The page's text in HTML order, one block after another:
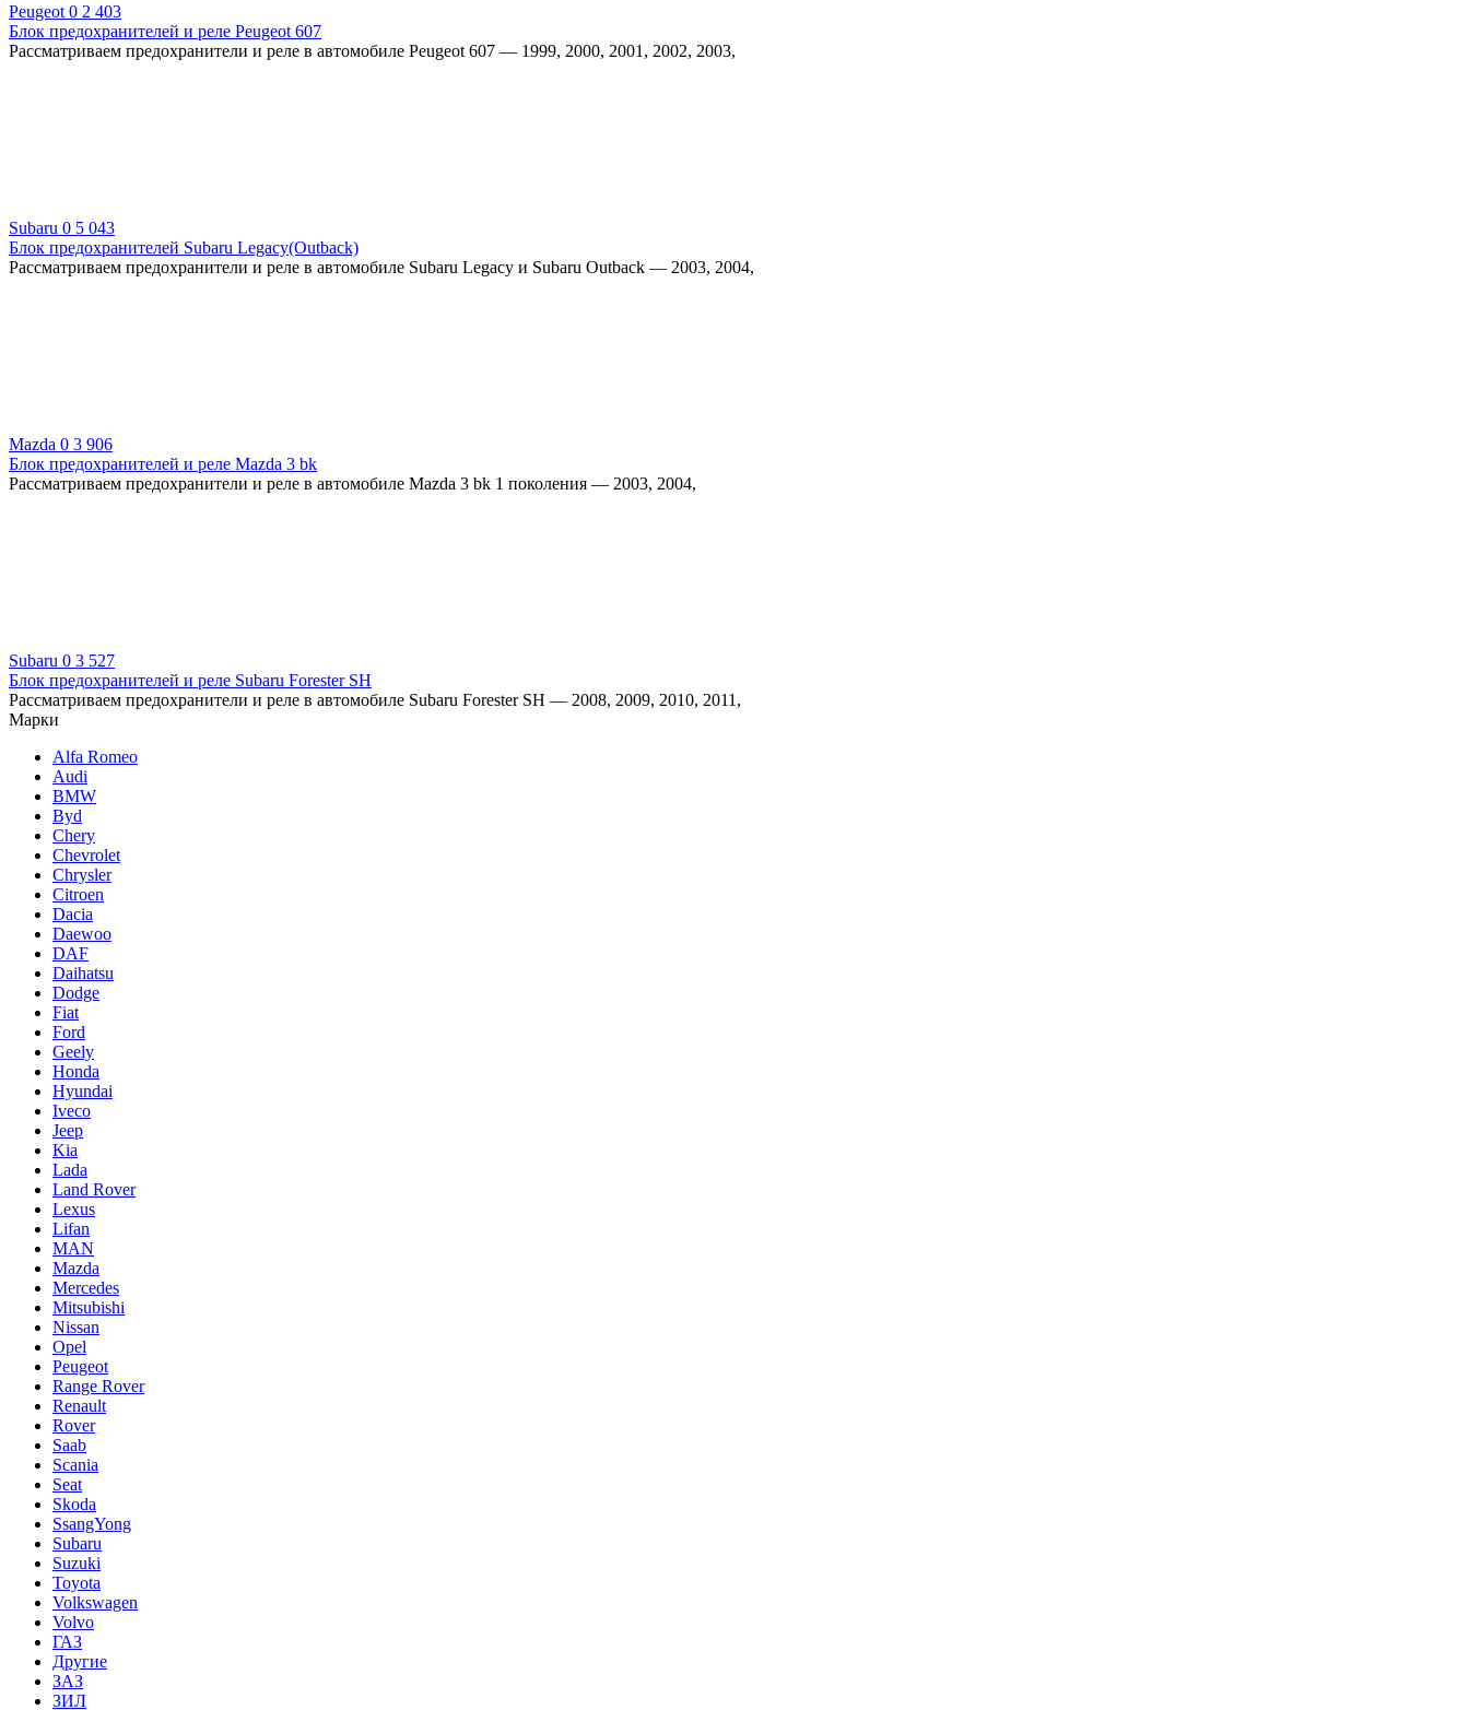
Peugeot 0 2 403
Блок предохранителей и реле Peugeot 607
Рассматриваем предохранители и реле в автомобиле Peugeot 607 — 1999, 2000, 2001, 2002, 2003,
Subaru 0 5 043
Блок предохранителей Subaru Legacy(Outback)
Рассматриваем предохранители и реле в автомобиле Subaru Legacy и Subaru Outback — 2003, 2004,
Mazda 0 3 906
Блок предохранителей и реле Mazda 3 bk
Рассматриваем предохранители и реле в автомобиле Mazda 3 bk 1 поколения — 2003, 2004,
Subaru 0 3 527
Блок предохранителей и реле Subaru Forester SH
Рассматриваем предохранители и реле в автомобиле Subaru Forester SH — 2008, 2009, 2010, 2011,
Марки
Alfa Romeo
Audi
BMW
Byd
Chery
Chevrolet
Chrysler
Citroen
Dacia
Daewoo
DAF
Daihatsu
Dodge
Fiat
Ford
Geely
Honda
Hyundai
Iveco
Jeep
Kia
Lada
Land Rover
Lexus
Lifan
MAN
Mazda
Mercedes
Mitsubishi
Nissan
Opel
Peugeot
Range Rover
Renault
Rover
Saab
Scania
Seat
Skoda
SsangYong
Subaru
Suzuki
Toyota
Volkswagen
Volvo
ГАЗ
Другие
ЗАЗ
ЗИЛ